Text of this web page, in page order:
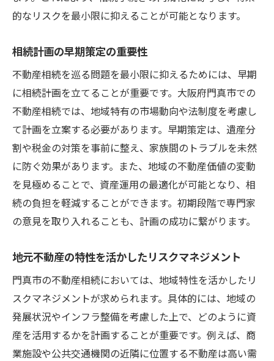
的なリスクを最小限に抑えることが可能となります。
相続計画の早期策定の重要性
不動産相続を巡る問題を最小限に抑えるためには、早期
に相続計画を立てることが重要です。大阪府門真市での
不動産相続では、地域特有の市場動向や法制度を考慮し
て計画を立案する必要があります。早期策定は、遺産分
割や税金の対策を事前に整え、家族間のトラブルを未然
に防ぐ効果があります。また、地域の不動産価値の変動
を見極めることで、資産運用の最適化が可能となり、相
続の負担を軽減することができます。初期段階で専門家
の意見を取り入れることも、計画の成功に繋がります。
地元不動産の特性を活かしたリスクマネジメント
門真市の不動産相続においては、地域特性を活かしたリ
スクマネジメントが求められます。具体的には、地域の
発展状況やインフラ整備を考慮した上で、どのように資
産を活用するかを計画することが重要です。例えば、商
業施設や公共交通機関の近隣に位置する不動産は高い需